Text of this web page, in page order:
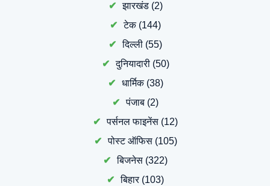
झारखंड(2)
टेक(144)
दिल्ली (55)
दुनियादारी(50)
धार्मिक(38)
पंजाब (2)
पर्सनल फाइनेंस (12)
पोस्ट ऑफिस(105)
बिजनेस (322)
बिहार(103)